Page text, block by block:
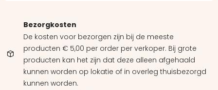
Bezorgkosten
De kosten voor bezorgen zijn bij de meeste
producten € 5,00 per order per verkoper. Bij grote
producten kan het zijn dat deze alleen afgehaald
kunnen worden op lokatie of in overleg thuisbezorgd
kunnen worden.